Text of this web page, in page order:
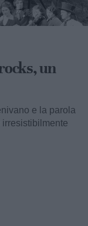
come abbiamo
Così